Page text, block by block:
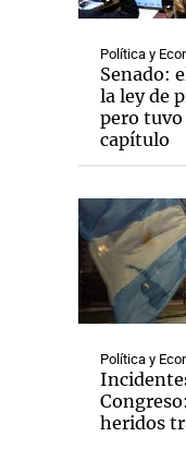
Política y
Senado:
la ley de
pero
capítulo
Política y
heridos